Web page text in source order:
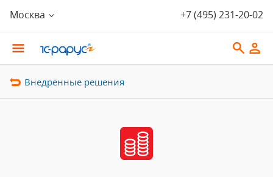
Москва +7 (495) 231-20-02
Внедрённые решения